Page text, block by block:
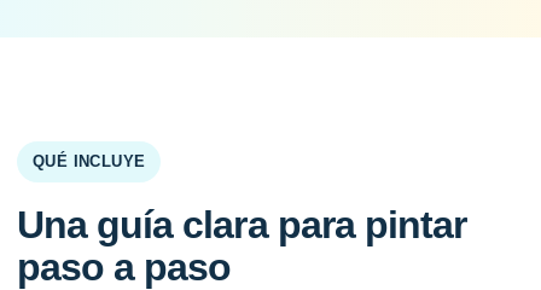
QUÉ INCLUYE
Una guía clara para pintar
paso a paso